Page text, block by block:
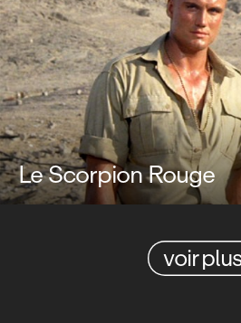
Le Scorpion Rouge
voir